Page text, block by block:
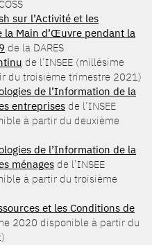
sur l’Activité et les
la Main d’Œuvre pendant la
de la DARES
de l’INSEE (millésime
du troisième trimestre 2021)
de l’Information de la
entreprisesde l’INSEE
à partir du deuxième
de l’Information de la
ménagesde l’INSEE
à partir du troisième
et les Conditions de
2020 disponible à partir du